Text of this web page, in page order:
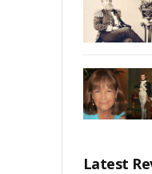
Latest